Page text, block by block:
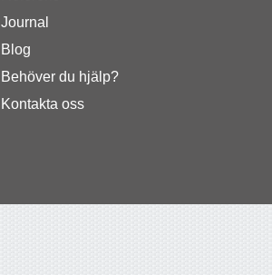
Journal
Blog
Behöver du hjälp?
Kontakta oss